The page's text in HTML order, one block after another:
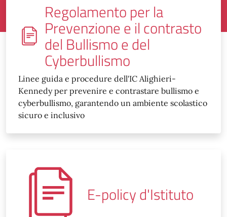
Regolamento per la
Prevenzione e il contrasto
del Bullismo e del
Cyberbullismo
Linee guida e procedure dell'IC Alighieri-
Kennedy per prevenire e contrastare bullismo e
cyberbullismo, garantendo un ambiente scolastico
sicuro e inclusivo
E-policy d'Istituto